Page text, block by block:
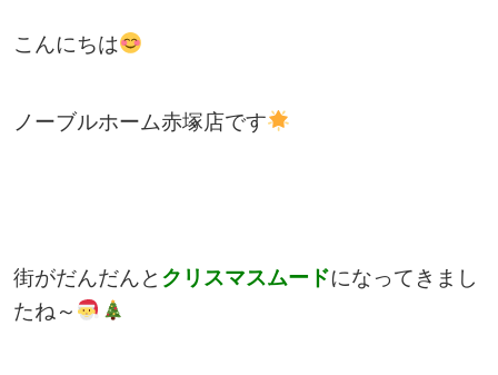
こんにちは
ノーブルホーム赤塚店です
街がだんだんと クリスマスムードになってきまし
たね～